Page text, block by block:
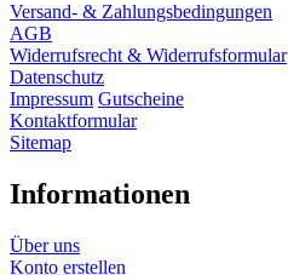
Versand- & Zahlungsbedingungen
AGB
Widerrufsrecht & Widerrufsformular
Datenschutz
Impressum Gutscheine
Kontaktformular
Sitemap
Informationen
Über uns
Konto erstellen